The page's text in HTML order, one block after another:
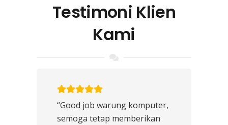
Testimoni Klien
Kami
“Good job warung komputer,
semoga tetap memberikan